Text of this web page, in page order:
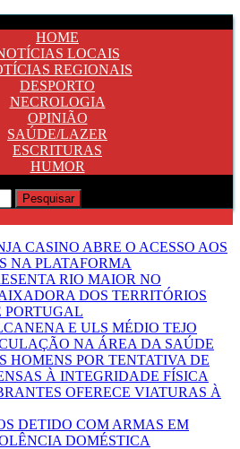
HOME
LOCAIS
REGIONAIS
DESPORTO
NECROLOGIA
OPINIÃO
SAÚDE/LAZER
ESCRITURAS
HUMOR
CASINO ABRE O ACESSO AOS
NA PLATAFORMA
RIO MAIOR NO
DOS TERRITÓRIOS
PORTUGAL
E ULS MÉDIO TEJO
NA ÁREA DA SAÚDE
HOMENS POR TENTATIVA DE
À INTEGRIDADE FÍSICA
OFERECE VIATURAS À
DETIDO COM ARMAS EM
DOMÉSTICA